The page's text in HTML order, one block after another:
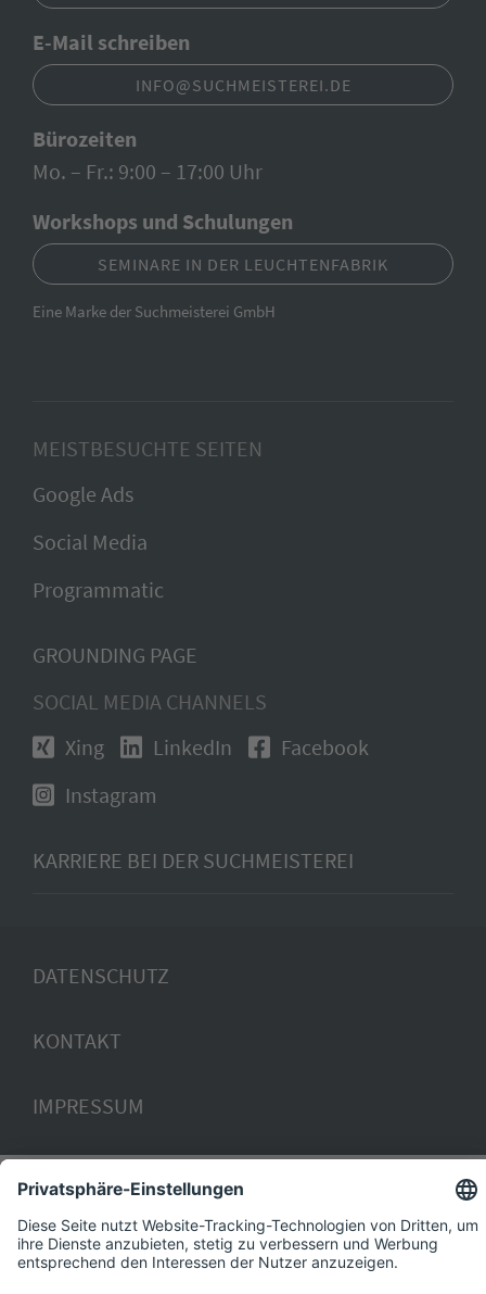
E-Mail schreiben
INFO@SUCHMEISTEREI.DE
Bürozeiten
Mo. – Fr.: 9:00 – 17:00 Uhr
Workshops und Schulungen
SEMINARE IN DER LEUCHTENFABRIK
Eine Marke der Suchmeisterei GmbH
MEISTBESUCHTE SEITEN
Google Ads
Social Media
Programmatic
GROUNDING PAGE
SOCIAL MEDIA CHANNELS
Xing
LinkedIn
Facebook
Instagram
KARRIERE BEI DER SUCHMEISTEREI
DATENSCHUTZ
KONTAKT
IMPRESSUM